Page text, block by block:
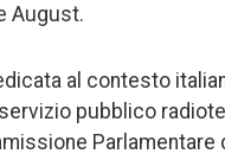
August.
al contesto
pubblico
Parlamentare